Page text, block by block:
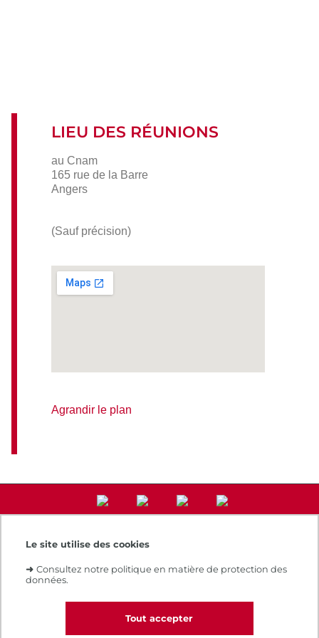
Le site utilise des cookies
➜ Consultez notre politique en matière de protection des
données.
Tout accepter
LIEU DES RÉUNIONS
au Cnam
165 rue de la Barre
Angers
(Sauf précision)
Agrandir le plan
Accès direct
Notre e-boutique
Espace numérique de formation
Le Cnam recrute
Contacts et plans d'accès
Réclamations